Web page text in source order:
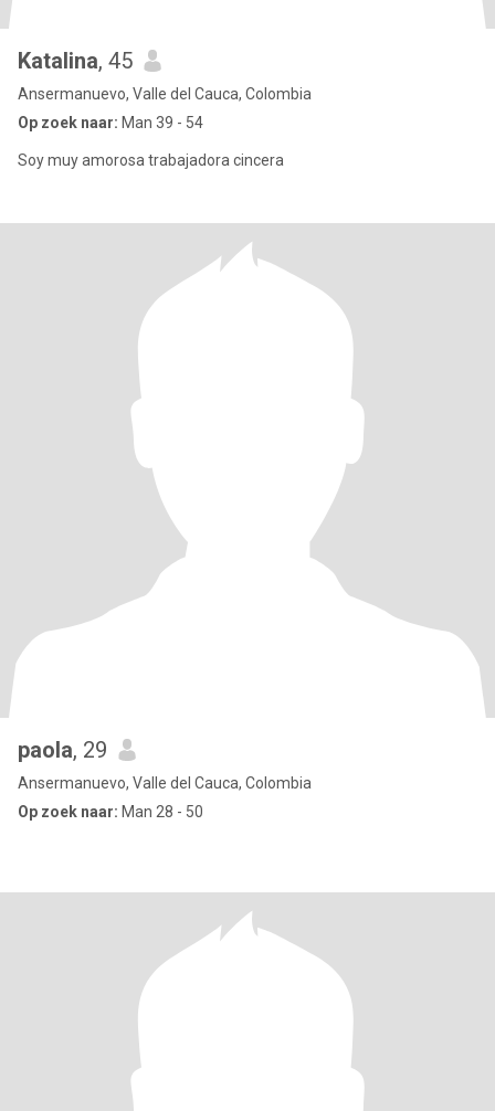
Katalina, 45
Ansermanuevo, Valle del Cauca, Colombia
Op zoek naar: Man 39 - 54
Soy muy amorosa trabajadora cincera
paola, 29
Ansermanuevo, Valle del Cauca, Colombia
Op zoek naar: Man 28 - 50